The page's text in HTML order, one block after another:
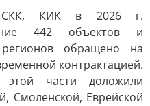
КИК в 2026 г.
442 объектов и
обращено на
контрактацией.
части доложили
Смоленской, Еврейской